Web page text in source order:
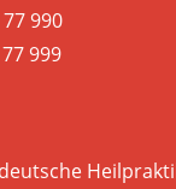
990
999